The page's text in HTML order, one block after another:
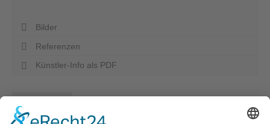
Bilder
Referenzen
Künstler-Info als PDF